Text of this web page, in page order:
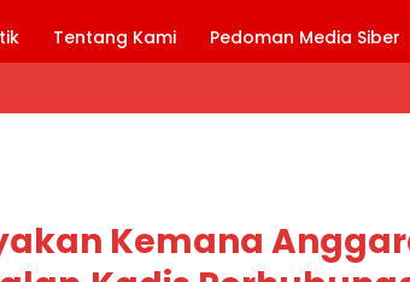
Tentang Kami Pedoman Media Siber
Kemana